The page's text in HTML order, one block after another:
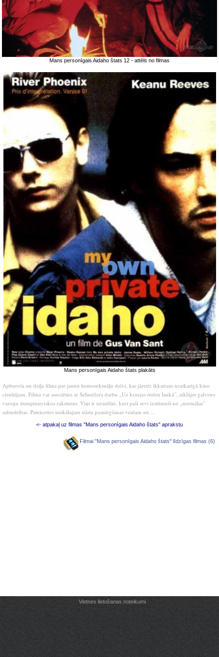
Mans personīgais Aidaho štats 12 - attēls no filmas
Mans personīgais Aidaho štats plakāts
Apburoša un dziļa filma par jaunu homoseksuāļu dzīvi, kas jāredz ikkatram neatkarīgā kino
cienītājam. Filma var asociēties ar Selindžera darbu „Uz kraujas rudzu laukā”, atklājot galveno
varoņu dumpinieciskos raksturus. Viņi ir izraidītie, kuri paši sevi izstūmuši no „normālas”
sabiedrības. Pateicoties unikālajam stāsta pasniegšanas veidam un ...
<- atpakaļ uz filmas "Mans personīgais Aidaho štats" aprakstu
Filmai "Mans personīgais Aidaho štats" līdzīgas filmas (6)
Vietnes lietošanas noteikumi